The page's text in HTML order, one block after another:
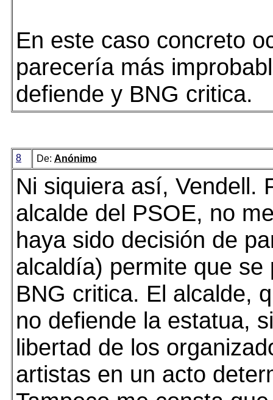
En este caso concreto
parecería más
defiende y BNG critica.
8 De: Anónimo
Ni siquiera así, Vendell.
alcalde del PSOE, no
haya sido decisión de
alcaldía) permite que se
BNG critica. El alcalde,
no defiende la estatua,
libertad de los
artistas en un acto